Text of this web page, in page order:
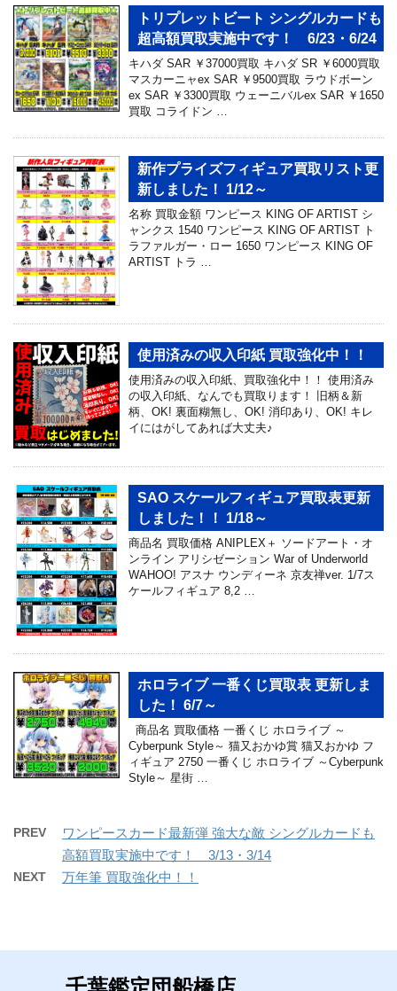
トリプレットビート シングルカードも
超高額買取実施中です！ 6/23・6/24
キハダ SAR ￥37000買取 キハダ SR ￥6000買取
マスカーニャex SAR ￥9500買取 ラウドボーン
ex SAR ￥3300買取 ウェーニバルex SAR ￥1650
買取 コライドン …
新作プライズフィギュア買取リスト更
新しました！ 1/12～
名称 買取金額 ワンピース KING OF ARTIST シ
ャンクス 1540 ワンピース KING OF ARTIST ト
ラファルガー・ロー 1650 ワンピース KING OF
ARTIST トラ …
使用済みの収入印紙 買取強化中！！
使用済みの収入印紙、買取強化中！！ 使用済み
の収入印紙、なんでも買取ります！ 旧柄＆新
柄、OK! 裏面糊無し、OK! 消印あり、OK! キレ
イにはがしてあれば大丈夫♪
SAO スケールフィギュア買取表更新
しました！！ 1/18～
商品名 買取価格 ANIPLEX＋ ソードアート・オ
ンライン アリシゼーション War of Underworld
WAHOO! アスナ ウンディーネ 京友禅ver. 1/7ス
ケールフィギュア 8,2 …
ホロライブ 一番くじ買取表 更新しま
した！ 6/7～
商品名 買取価格 一番くじ ホロライブ ～
Cyberpunk Style～ 猫又おかゆ賞 猫又おかゆ フ
ィギュア 2750 一番くじ ホロライブ ～Cyberpunk
Style～ 星街 …
PREV
ワンピースカード最新弾 強大な敵 シングルカードも
高額買取実施中です！ 3/13・3/14
NEXT 万年筆 買取強化中！！